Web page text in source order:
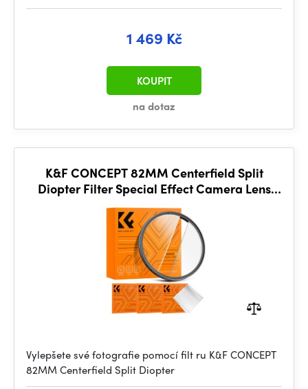
1 469 Kč
na dotaz
KOUPIT
K&F CONCEPT 82MM Centerfield Split
Diopter Filter Special Effect Camera Lens
Filter Nano-B Series
Vylepšete své fotografie pomocí filt ru K&F CONCEPT
82MM Centerfield Split Diopter